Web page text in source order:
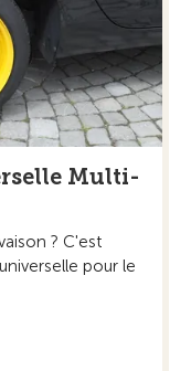
Multi-
? C'est
pour le